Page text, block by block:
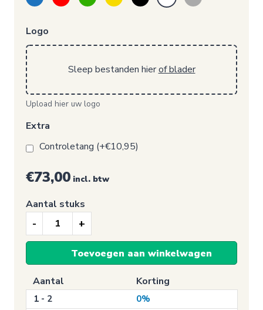
Logo
Sleep bestanden hierof blader
Upload hier uw logo
Extra
Controletang (+€10,95)
€73,00 incl. btw
Keuringssticker
NEN
logo
aantal
Aantal stuks
Toevoegen aan winkelwagen
Aantal Korting
1 - 2
0%